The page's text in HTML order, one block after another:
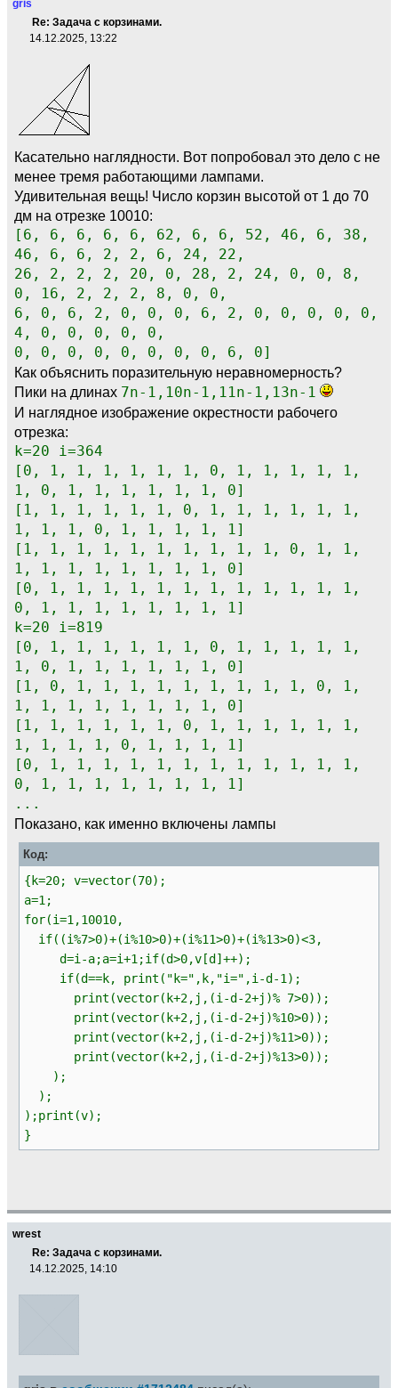
gris
Re: Задача с корзинами.
14.12.2025, 13:22
Касательно наглядности. Вот попробовал это дело с не
менее тремя работающими лампами.
Удивительная вещь! Число корзин высотой от 1 до 70
дм на отрезке 10010:
[6, 6, 6, 6, 6, 62, 6, 6, 52, 46, 6, 38,
46, 6, 6, 2, 2, 6, 24, 22,
26, 2, 2, 2, 20, 0, 28, 2, 24, 0, 0, 8,
0, 16, 2, 2, 2, 8, 0, 0,
6, 0, 6, 2, 0, 0, 0, 6, 2, 0, 0, 0, 0, 0,
4, 0, 0, 0, 0, 0,
0, 0, 0, 0, 0, 0, 0, 0, 6, 0]
Как объяснить поразительную неравномерность?
Пики на длинах 7n-1,10n-1,11n-1,13n-1
И наглядное изображение окрестности рабочего
отрезка:
k=20 i=364
[0, 1, 1, 1, 1, 1, 1, 0, 1, 1, 1, 1, 1,
1, 0, 1, 1, 1, 1, 1, 1, 0]
[1, 1, 1, 1, 1, 1, 0, 1, 1, 1, 1, 1, 1,
1, 1, 1, 0, 1, 1, 1, 1, 1]
[1, 1, 1, 1, 1, 1, 1, 1, 1, 1, 0, 1, 1,
1, 1, 1, 1, 1, 1, 1, 1, 0]
[0, 1, 1, 1, 1, 1, 1, 1, 1, 1, 1, 1, 1,
0, 1, 1, 1, 1, 1, 1, 1, 1]
k=20 i=819
[0, 1, 1, 1, 1, 1, 1, 0, 1, 1, 1, 1, 1,
1, 0, 1, 1, 1, 1, 1, 1, 0]
[1, 0, 1, 1, 1, 1, 1, 1, 1, 1, 1, 0, 1,
1, 1, 1, 1, 1, 1, 1, 1, 0]
[1, 1, 1, 1, 1, 1, 0, 1, 1, 1, 1, 1, 1,
1, 1, 1, 1, 0, 1, 1, 1, 1]
[0, 1, 1, 1, 1, 1, 1, 1, 1, 1, 1, 1, 1,
0, 1, 1, 1, 1, 1, 1, 1, 1]
...
Показано, как именно включены лампы
Код:
{k=20; v=vector(70);
a=1;
for(i=1,10010,
if((i%7>0)+(i%10>0)+(i%11>0)+(i%13>0)<3,
d=i-a;a=i+1;if(d>0,v[d]++);
if(d==k, print("k=",k,"i=",i-d-1);
print(vector(k+2,j,(i-d-2+j)% 7>0));
print(vector(k+2,j,(i-d-2+j)%10>0));
print(vector(k+2,j,(i-d-2+j)%11>0));
print(vector(k+2,j,(i-d-2+j)%13>0));
);
);
);print(v);
}
wrest
Re: Задача с корзинами.
14.12.2025, 14:10